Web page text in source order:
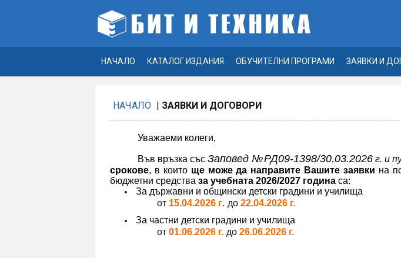
НАЧАЛО КАТАЛОГ ИЗДАНИЯ ОБУЧИТЕЛНИ ПРОГРАМИ ЗАЯВКИ И
НАЧАЛО | ЗАЯВКИ И ДОГОВОРИ
Уважаеми колеги,
Във връзка съсЗаповед №РД09-1398/30.03.2026 г. и
срокове, в които ще може да направите Вашите заявки на
бюджетни средства за учебната 2026/2027 година са:
За държавни и общински детски градини и училища
​от 15.04.2026 г. до 22.04.2026 г.
За частни детски градини и училища
от 01.06.2026 г. до 26.06.2026 г.